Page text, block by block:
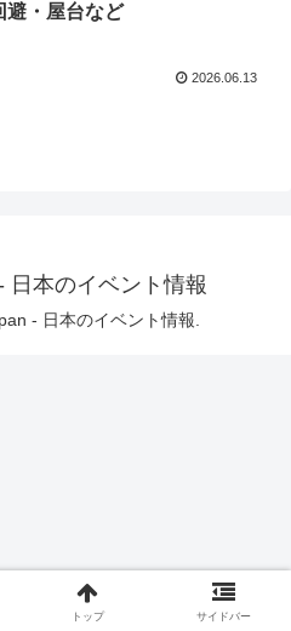
避・屋台など
2026.06.13
日本のイベント情報
- 日本のイベント情報.
トップ サイドバー